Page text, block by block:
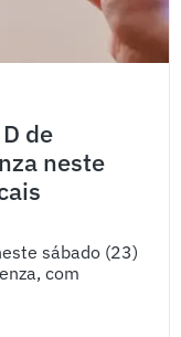
de
neste
sábado (23)
com